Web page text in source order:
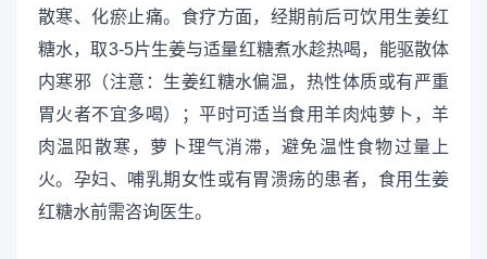
散寒、化瘀止痛。食疗方面，经期前后可饮用生姜红
糖水，取3-5片生姜与适量红糖煮水趁热喝，能驱散体
内寒邪（注意：生姜红糖水偏温，热性体质或有严重
胃火者不宜多喝）；平时可适当食用羊肉炖萝卜，羊
肉温阳散寒，萝卜理气消滞，避免温性食物过量上
火。孕妇、哺乳期女性或有胃溃疡的患者，食用生姜
红糖水前需咨询医生。